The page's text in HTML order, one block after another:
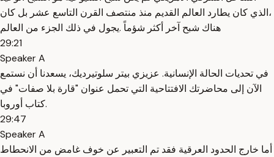
،الذي كان يطارد العالم القديم منذ منتصف القرن التاسع عشر بل كان
هناك شبح آخر أكثر شؤماً .يجول في ذلك الجزء من العالم
29:21
Speaker A
في تحديات الحالة الإنسانية. عزيزي بيتر سلوتيرديك، يسعدنا أن نستمع
الآن إلى محاضرتك الافتتاحية التي تحمل عنوان "قارة بلا صفات" في
كتاب أوروبا.
29:47
Speaker A
أما خارج الحدود العرقية فقد تم التعبير عن خوف غامض من الانحطاط